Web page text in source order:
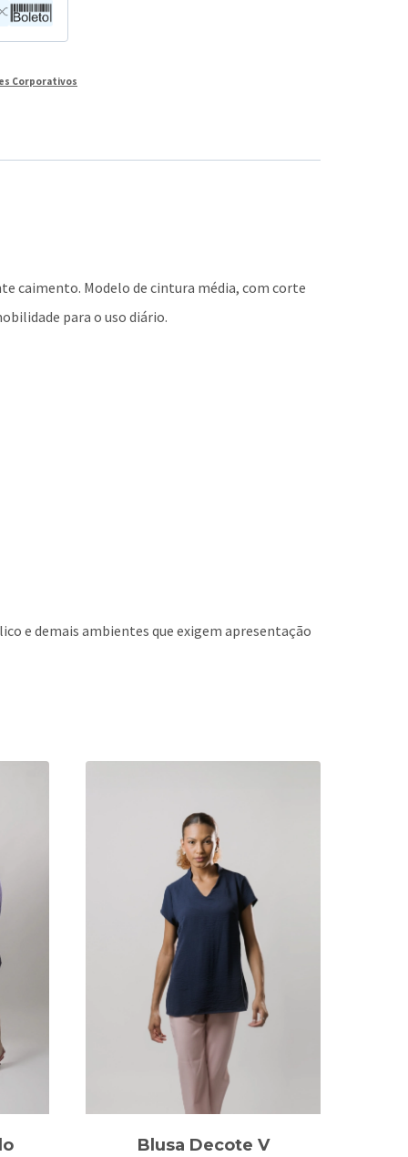
Corporativos
caimento. Modelo de cintura média, com corte
para o uso diário.
e demais ambientes que exigem apresentação
Blusa Decote V